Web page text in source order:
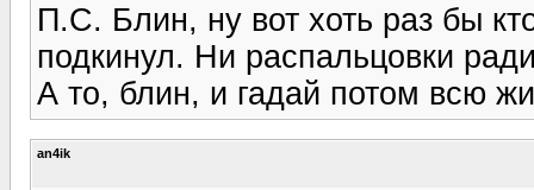
П.С. Блин, ну вот хоть раз бы
подкинул. Ни распальцовки
А то, блин, и гадай потом всю
an4ik